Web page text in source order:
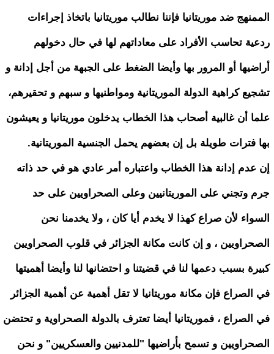
الممنهج ضد موريتانيا فإننا نطالب موريتانيا باتخاذ إجراءات
ردعية تحاسب الأفراد على معاداتهم لها في حال دخولهم
أراضيها أو المرور بها وأيضا الضغط على الجبهة من أجل إدانة و
تشجيع كراهية الدولة الموريتانية ومواطنيها و سبهم و تحقيرهم،
علما أن غالبية أصحاب هذا الخطاب يدخلون موريتانيا و يعيشون
بها فترات طويلة بل إن بعضهم يحمل الجنسية الموريتانية.
إن عدم إدانة هذا الخطاب واعتباره أمر عادي هو في حد ذاته
جرم وتجني على الموريتانيين وعلى الصحراويين على حد
السواء لأن صراع كهذا لا يخدم أيا كان ، ولا يخدمنا نحن
الصحراويين ، و إن كانت مكانة الجزائر في قلوب الصحراويين
كبيرة بسبب دعمها لنا في قضيتنا و احتضانها لنا وأيضا أهميتها
في الصراع فإن مكانة موريتانيا لا تقل أهمية عن أهمية الجزائر
في الصراع ، فموريتانيا أيضا تعترف بالدولة الصحراوية و تحتضن
الصحراويين و تسمح بأراضيها "للمدنيين والعسكريين" و نحن